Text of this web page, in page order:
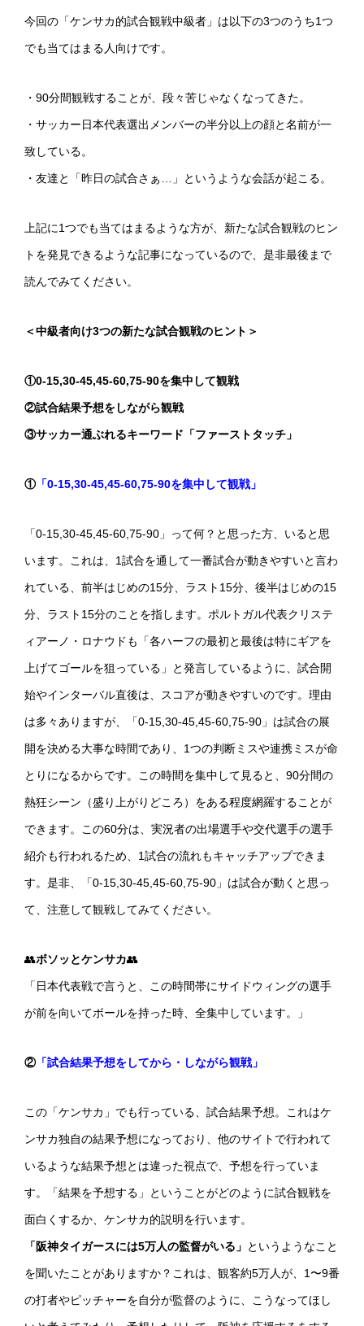
今回の「ケンサカ的試合観戦中級者」は以下の3つのうち1つ
でも当てはまる人向けです。
・90分間観戦することが、段々苦じゃなくなってきた。
・サッカー日本代表選出メンバーの半分以上の顔と名前が一
致している。
・友達と「昨日の試合さぁ…」というような会話が起こる。
上記に1つでも当てはまるような方が、新たな試合観戦のヒン
トを発見できるような記事になっているので、是非最後まで
読んでみてください。
＜中級者向け3つの新たな試合観戦のヒント＞
①0-15,30-45,45-60,75-90を集中して観戦
②試合結果予想をしながら観戦
③サッカー通ぶれるキーワード「ファーストタッチ」
①「0-15,30-45,45-60,75-90を集中して観戦」
「0-15,30-45,45-60,75-90」って何？と思った方、いると思
います。これは、1試合を通して一番試合が動きやすいと言わ
れている、前半はじめの15分、ラスト15分、後半はじめの15
分、ラスト15分のことを指します。ポルトガル代表クリステ
ィアーノ・ロナウドも「各ハーフの最初と最後は特にギアを
上げてゴールを狙っている」と発言しているように、試合開
始やインターバル直後は、スコアが動きやすいのです。理由
は多々ありますが、「0-15,30-45,45-60,75-90」は試合の展
開を決める大事な時間であり、1つの判断ミスや連携ミスが命
とりになるからです。この時間を集中して見ると、90分間の
熱狂シーン（盛り上がりどころ）をある程度網羅することが
できます。この60分は、実況者の出場選手や交代選手の選手
紹介も行われるため、1試合の流れもキャッチアップできま
す。是非、「0-15,30-45,45-60,75-90」は試合が動くと思っ
て、注意して観戦してみてください。
👥ボソッとケンサカ👥
「日本代表戦で言うと、この時間帯にサイドウィングの選手
が前を向いてボールを持った時、全集中しています。」
②「試合結果予想をしてから・しながら観戦」
この「ケンサカ」でも行っている、試合結果予想。これはケ
ンサカ独自の結果予想になっており、他のサイトで行われて
いるような結果予想とは違った視点で、予想を行っていま
す。「結果を予想する」ということがどのように試合観戦を
面白くするか、ケンサカ的説明を行います。
「阪神タイガースには5万人の監督がいる」 というようなこと
を聞いたことがありますか？これは、観客約5万人が、1〜9番
の打者やピッチャーを自分が監督のように、こうなってほし